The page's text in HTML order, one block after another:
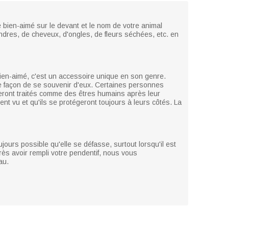
aimé sur le devant et le nom de votre animal
de cheveux, d'ongles, de fleurs séchées, etc. en
aimé, c'est un accessoire unique en son genre.
de se souvenir d'eux. Certaines personnes
traités comme des êtres humains après leur
vu et qu'ils se protégeront toujours à leurs côtés. La
possible qu'elle se défasse, surtout lorsqu'il est
avoir rempli votre pendentif, nous vous